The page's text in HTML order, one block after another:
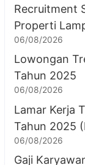
Recruitment
Properti
06/08/2026
Lowongan
Tahun 2025
06/08/2026
Lamar Kerja
Tahun 2025
06/08/2026
Gaji